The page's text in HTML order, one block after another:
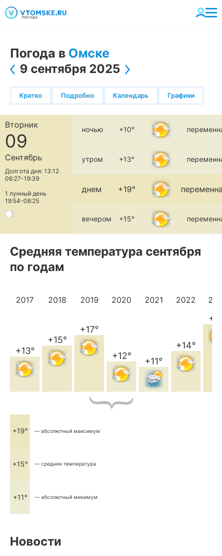
Погода в Омске
9 сентября 2025
Кратко Подробно Календарь Графики
Вторник
09
Сентябрь
Долгота дня: 13:12
06:27-19:39
1 лунный день
19:54-08:25
ночью +10°
утром +13°
днем +19°
вечером +15°
Средняя температура сентября
по годам
2017
+13°
2018
+15°
2019
+17°
2020
+12°
2021
+11°
2022
+14°
+19° — абсолютный максимум
+15° — средняя температура
+11° — абсолютный минимум
Новости